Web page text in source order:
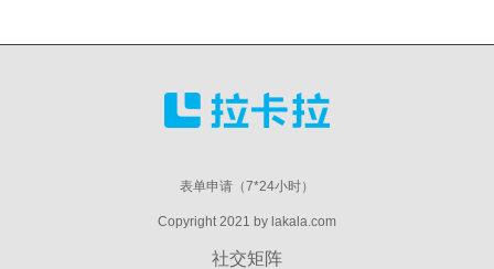
表单申请（7*24小时）
Copyright 2021 by lakala.com
社交矩阵